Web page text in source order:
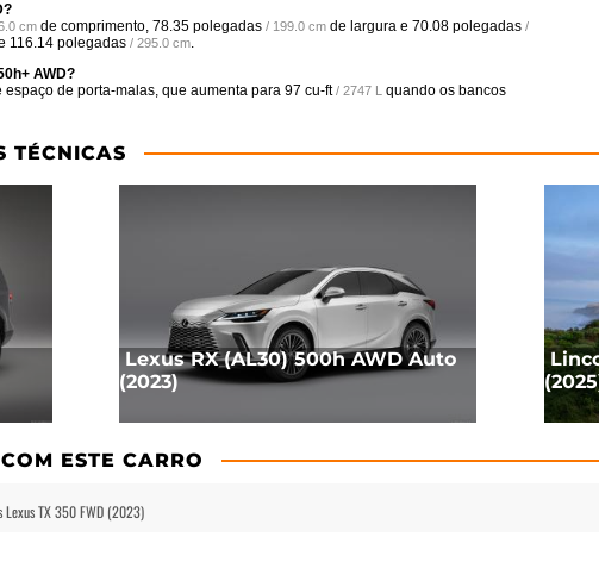
cm de comprimento, 78.35 polegadas / 199.0 cm de largura e 70.08 polegadas /
116.14 polegadas / 295.0 cm.
AWD?
espaço de porta-malas, que aumenta para 97 cu-ft / 2747 L quando os bancos
TÉCNICAS
Lexus RX (AL30) 500h AWD Auto
(2023)
ESTE CARRO
TX 350 FWD (2023)